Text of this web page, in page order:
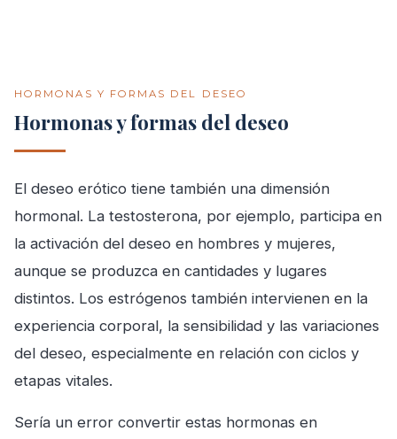
HORMONAS Y FORMAS DEL DESEO
Hormonas y formas del deseo
El deseo erótico tiene también una dimensión
hormonal. La testosterona, por ejemplo, participa en
la activación del deseo en hombres y mujeres,
aunque se produzca en cantidades y lugares
distintos. Los estrógenos también intervienen en la
experiencia corporal, la sensibilidad y las variaciones
del deseo, especialmente en relación con ciclos y
etapas vitales.
Sería un error convertir estas hormonas en